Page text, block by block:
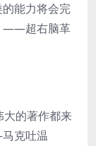
能力将会完
——超右脑革
大的著作都来
克吐温